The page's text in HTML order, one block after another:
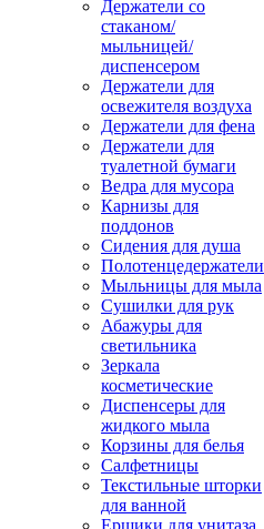
Держатели со
стаканом/
мыльницей/
диспенсером
Держатели для
освежителя воздуха
Держатели для фена
Держатели для
туалетной бумаги
Ведра для мусора
Карнизы для
поддонов
Сидения для душа
Полотенцедержатели
Мыльницы для мыла
Сушилки для рук
Абажуры для
светильника
Зеркала
косметические
Диспенсеры для
жидкого мыла
Корзины для белья
Салфетницы
Текстильные шторки
для ванной
Ершики для унитаза